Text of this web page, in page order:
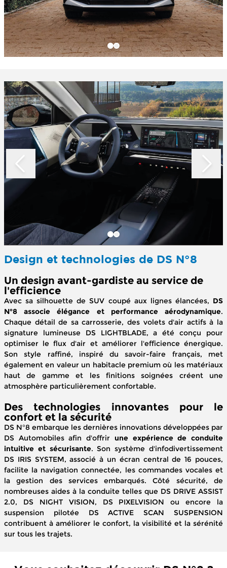
Slide 1 of 2
Design et technologies de DS N°8
Un design avant-gardiste au service de
l'efficience
Avec sa silhouette de SUV coupé aux lignes élancées, DS
N°8 associe élégance et performance aérodynamique.
Chaque détail de sa carrosserie, des volets d'air actifs à la
signature lumineuse DS LIGHTBLADE, a été conçu pour
optimiser le flux d'air et améliorer l'efficience énergique.
Son style raffiné, inspiré du savoir-faire français, met
également en valeur un habitacle premium où les matériaux
haut de gamme et les finitions soignées créent une
atmosphère particulièrement confortable.
Des technologies innovantes pour le
confort et la sécurité
DS N°8 embarque les dernières innovations développées par
DS Automobiles afin d'offrir une expérience de conduite
intuitive et sécurisante. Son système d'infodivertissement
DS IRIS SYSTEM, associé à un écran central de 16 pouces,
facilite la navigation connectée, les commandes vocales et
la gestion des services embarqués. Côté sécurité, de
nombreuses aides à la conduite telles que DS DRIVE ASSIST
2.0, DS NIGHT VISION, DS PIXELVISION ou encore la
suspension pilotée DS ACTIVE SCAN SUSPENSION
contribuent à améliorer le confort, la visibilité et la sérénité
sur tous les trajets.